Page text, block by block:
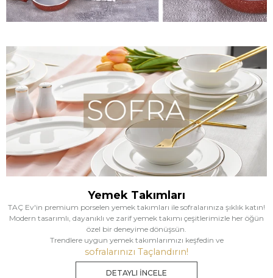
Yemek Takımları
TAÇ Ev'in premium porselen yemek takımları ile sofralarınıza şıklık katın!
Modern tasarımlı, dayanıklı ve zarif yemek takımı çeşitlerimizle her öğün
özel bir deneyime dönüşsün.
Trendlere uygun yemek takımlarımızı keşfedin ve
sofralarınızı Taçlandırın!
DETAYLI İNCELE